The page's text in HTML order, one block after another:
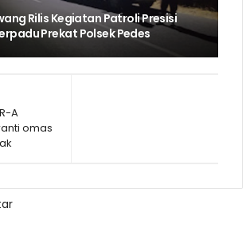
Rilis Kegiatan Patroli Presisi
Prekat Polsek Pedes
A
omas